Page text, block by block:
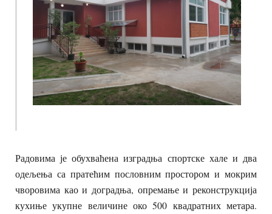
Радовима је обухваћена изградња спортске хале и два
одељења са пратећим пословним простором и мокрим
чворовима као и доградња, опремање и реконструкција
кухиње укупне величине око 500 квадратних метара.